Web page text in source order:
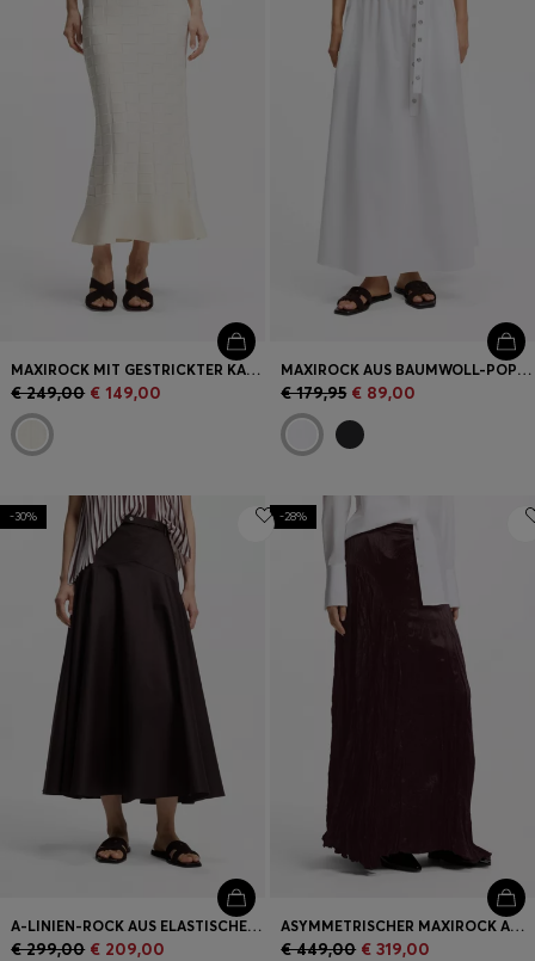
MAXIROCK MIT GESTRICKTER KARO-STRUKTUR
€ 249,00 € 149,00
MAXIROCK AUS BAUMWOLL-POPELINE MIT ÖSENGÜRTEL
€ 179,95 € 89,00
-30%
A-LINIEN-ROCK AUS ELASTISCHER BAUMWOLLE MIT GÜRTEL
€ 299,00 € 209,00
-28%
ASYMMETRISCHER MAXIROCK AUS SATIN MIT KNITTER-STRUKTUR
€ 449,00 € 319,00